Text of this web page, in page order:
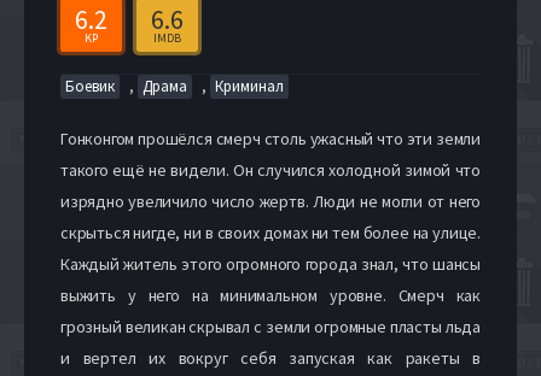
6.2
KP
6.6
IMDB
Боевик , Драма , Криминал
Гонконгом прошёлся смерч столь ужасный что эти земли
такого ещё не видели. Он случился холодной зимой что
изрядно увеличило число жертв. Люди не могли от него
скрыться нигде, ни в своих домах ни тем более на улице.
Каждый житель этого огромного города знал, что шансы
выжить у него на минимальном уровне. Смерч как
грозный великан скрывал с земли огромные пласты льда
и вертел их вокруг себя запуская как ракеты в